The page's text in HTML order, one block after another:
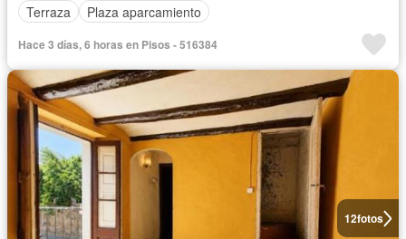
Terraza
Plaza aparcamiento
Hace 3 días, 6 horas en Pisos - 516384
12fotos